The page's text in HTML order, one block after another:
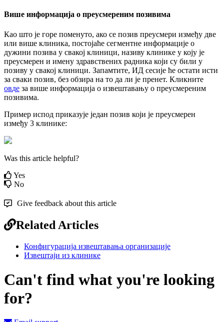
Више информација о преусмереним позивима
Као што је горе поменуто, ако се позив преусмери између две
или више клиника, постојаће сегментне информације о
дужини позива у свакој клиници, називу клинике у коју је
преусмерен и имену здравствених радника који су били у
позиву у свакој клиници. Запамтите, ИД сесије ће остати исти
за сваки позив, без обзира на то да ли је пренет. Кликните
овде за више информација о извештавању о преусмереним
позивима.
Пример испод приказује један позив који је преусмерен
између 3 клинике:
Was this article helpful?
Yes
No
Give feedback about this article
Related Articles
Конфигурација извештавања организације
Извештаји из клинике
Can't find what you're looking
for?